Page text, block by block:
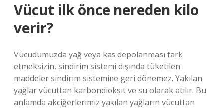
Vücut ilk önce nereden kilo
verir?
Vücudumuzda yağ veya kas depolanması fark
etmeksizin, sindirim sistemi dışında tüketilen
maddeler sindirim sistemine geri dönemez. Yakılan
yağlar vücuttan karbondioksit ve su olarak atılır. Bu
anlamda akciğerlerimiz yakılan yağların vücuttan